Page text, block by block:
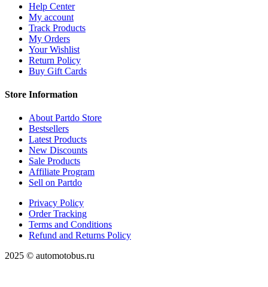
Help Center
My account
Track Products
My Orders
Your Wishlist
Return Policy
Buy Gift Cards
Store Information
About Partdo Store
Bestsellers
Latest Products
New Discounts
Sale Products
Affiliate Program
Sell on Partdo
Privacy Policy
Order Tracking
Terms and Conditions
Refund and Returns Policy
2025 © automotobus.ru